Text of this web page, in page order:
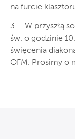
na furcie
3. W przyszłą
św. o godzinie
święcenia
OFM. Prosimy o